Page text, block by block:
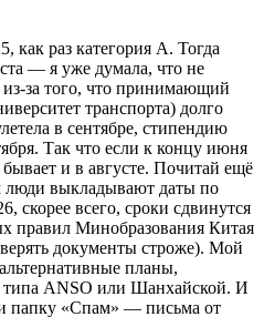
как раз категория A. Тогда
— я уже думала, что не
за того, что принимающий
транспорта) долго
в сентябре, стипендию
Так что если к концу июня
и в августе. Почитай ещё
люди выкладывают даты по
скорее всего, сроки сдвинутся
правил Минобразования Китая
документы строже). Мой
планы,
типа ANSO или Шанхайской. И
и папку «Спам» — письма от